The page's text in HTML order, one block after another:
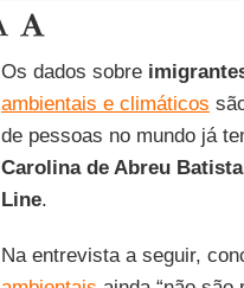
Os dados sobre
ambientais e climáticos
de pessoas no mundo já
Carolina de Abreu
Line.
Na entrevista a seguir,